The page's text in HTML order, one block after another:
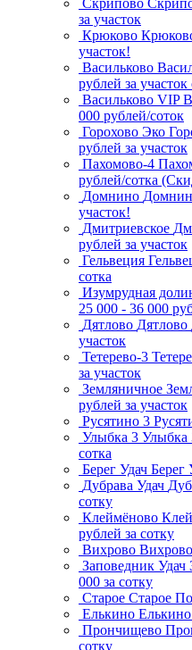
Скрипово
за участок
Крюково
участок!
Васильково
рублей за
Васильково VIP
000 рублей/соток
Горохово Эко
рублей за участок
Пахомово-4
рублей/сотка
Домнино
участок!
Дмитриевское
рублей за участок
Гельвеция
сотка
Изумрудная
25 000 - 36 000
Дятлово Дятлово
участок
Тетерево-3
за участок
Земляничное
рублей за участок
Русятино 3
Улыбка 3 Улыбка
сотка
Берег Удач Берег
Дубрава Удач
сотку
Клеймёново
рублей за сотку
Вихрово Вихрово
Заповедник Удач
000 за сотку
Старое Старое
Елькино Елькино
Прончищево
сотку